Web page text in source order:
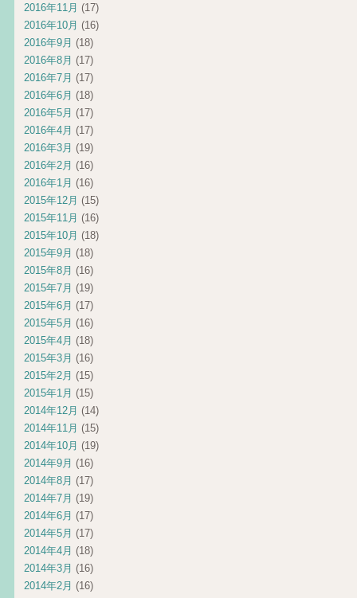
2016年11月 (17)
2016年10月 (16)
2016年9月 (18)
2016年8月 (17)
2016年7月 (17)
2016年6月 (18)
2016年5月 (17)
2016年4月 (17)
2016年3月 (19)
2016年2月 (16)
2016年1月 (16)
2015年12月 (15)
2015年11月 (16)
2015年10月 (18)
2015年9月 (18)
2015年8月 (16)
2015年7月 (19)
2015年6月 (17)
2015年5月 (16)
2015年4月 (18)
2015年3月 (16)
2015年2月 (15)
2015年1月 (15)
2014年12月 (14)
2014年11月 (15)
2014年10月 (19)
2014年9月 (16)
2014年8月 (17)
2014年7月 (19)
2014年6月 (17)
2014年5月 (17)
2014年4月 (18)
2014年3月 (16)
2014年2月 (16)